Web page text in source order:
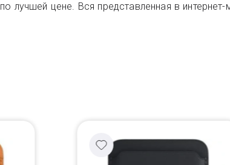
по лучшей цене. Вся представленная в